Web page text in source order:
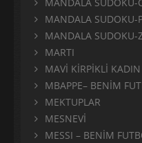
MANDALA SUDOKU-
MANDALA SUDOKU-
MARTI
MAVİ KİRPİKLİ KADIN
MBAPPE– BENİM
MEKTUPLAR
MESNEVİ
MESSI – BENİM